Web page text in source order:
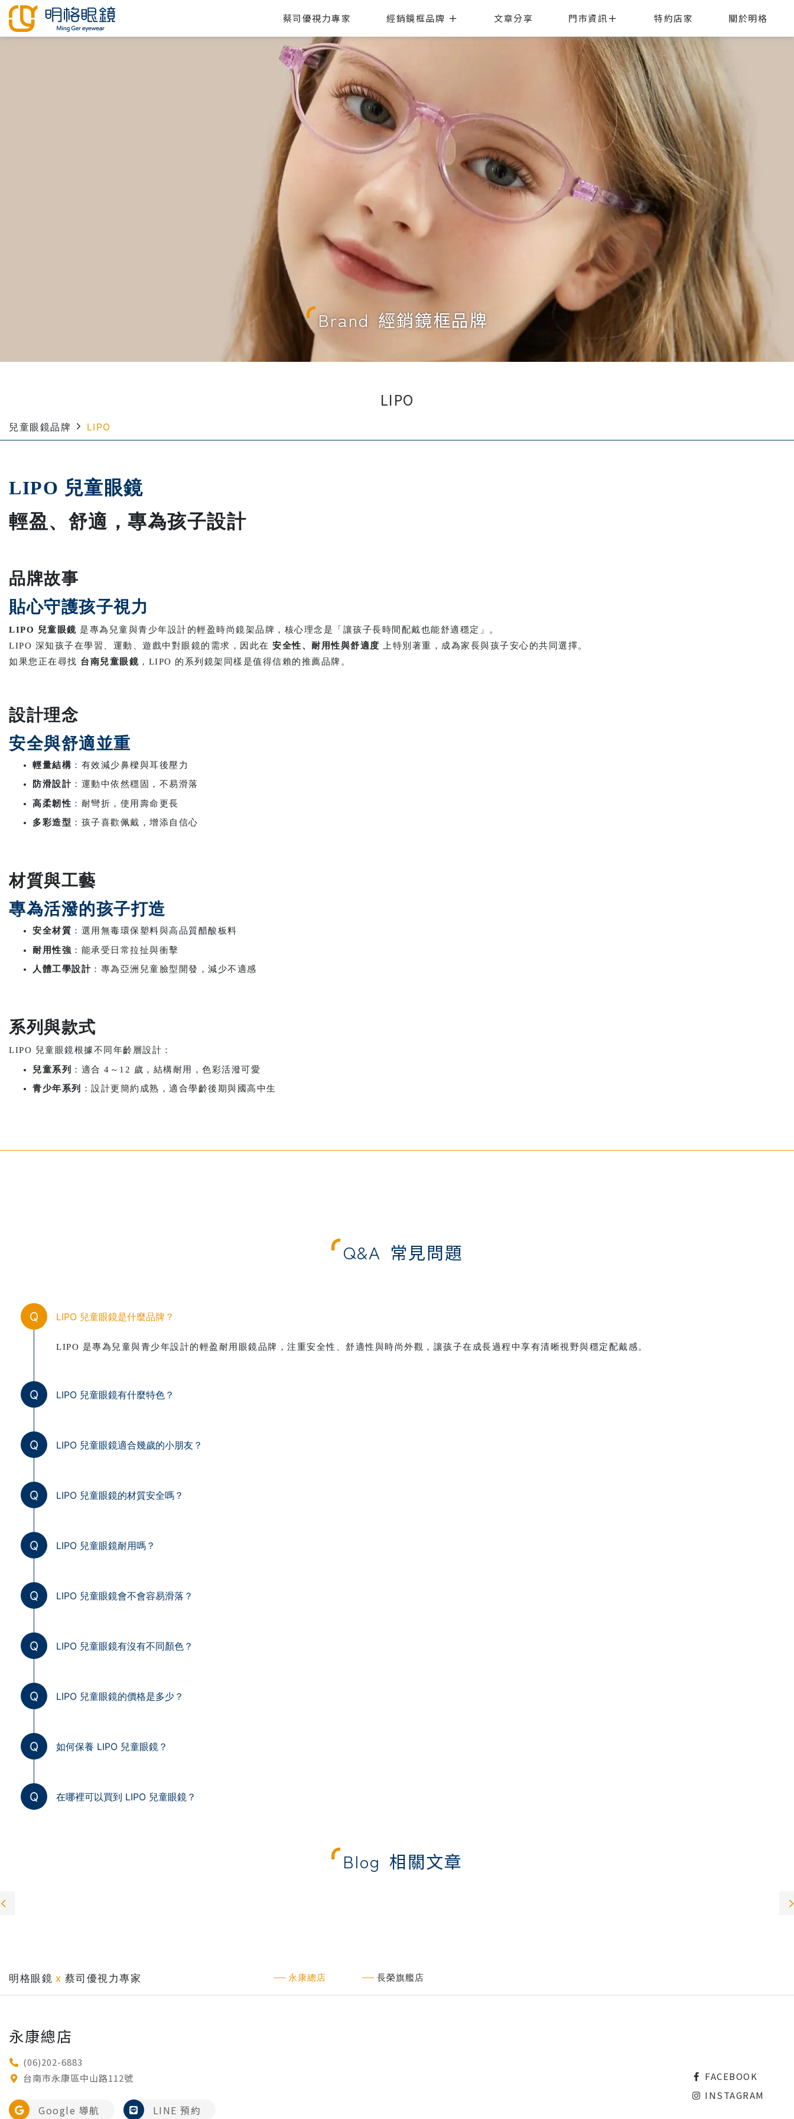
蔡司優視力專家 經銷鏡框品牌 文章分享 門市資訊 特約店家 關於明格
Brand 經銷鏡框品牌
LIPO
兒童眼鏡品牌 LIPO
LIPO 兒童眼鏡
輕盈、舒適，專為孩子設計
品牌故事
貼心守護孩子視力
LIPO 兒童眼鏡 是專為兒童與青少年設計的輕盈時尚鏡架品牌，核心理念是「讓孩子長時間配戴也能舒適穩定」。
LIPO 深知孩子在學習、運動、遊戲中對眼鏡的需求，因此在 安全性、耐用性與舒適度 上特別著重，成為家長與孩子安心的共同選擇。
如果您正在尋找 台南兒童眼鏡 ，LIPO 的系列鏡架同樣是值得信賴的推薦品牌。
設計理念
安全與舒適並重
輕量結構 ：有效減少鼻樑與耳後壓力
防滑設計 ：運動中依然穩固，不易滑落
高柔韌性 ：耐彎折，使用壽命更長
多彩造型 ：孩子喜歡佩戴，增添自信心
材質與工藝
專為活潑的孩子打造
安全材質 ：選用無毒環保塑料與高品質醋酸板料
耐用性強 ：能承受日常拉扯與衝擊
人體工學設計 ：專為亞洲兒童臉型開發，減少不適感
系列與款式
LIPO 兒童眼鏡根據不同年齡層設計：
兒童系列 ：適合 4～12 歲，結構耐用，色彩活潑可愛
青少年系列 ：設計更簡約成熟，適合學齡後期與國高中生
Q&A 常見問題
Q LIPO 兒童眼鏡是什麼品牌？
LIPO 是專為兒童與青少年設計的輕盈耐用眼鏡品牌，注重安全性、舒適性與時尚外觀，讓孩子在成長過程中享有清晰視野與穩定配戴感。
Q LIPO 兒童眼鏡有什麼特色？
Q LIPO 兒童眼鏡適合幾歲的小朋友？
Q LIPO 兒童眼鏡的材質安全嗎？
Q LIPO 兒童眼鏡耐用嗎？
Q LIPO 兒童眼鏡會不會容易滑落？
Q LIPO 兒童眼鏡有沒有不同顏色？
Q LIPO 兒童眼鏡的價格是多少？
Q 如何保養 LIPO 兒童眼鏡？
Q 在哪裡可以買到 LIPO 兒童眼鏡？
Blog 相關文章
明格眼鏡 x 蔡司優視力專家 永康總店 長榮旗艦店
永康總店
(06)202-6883
台南市永康區中山路112號
Google 導航 LINE 預約
FACEBOOK
INSTAGRAM